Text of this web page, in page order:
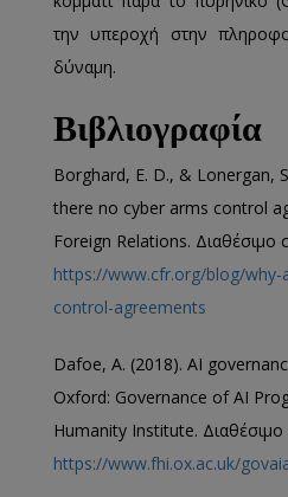
την υπεροχή στην
δύναμη.
Βιβλιογραφία
Borghard, E. D., & Lonergan,
there no cyber arms control
Foreign Relations. Διαθέσιμο
https://www.cfr.org/blog/
control-agreements
Dafoe, A. (2018). AI
Oxford: Governance of AI
Humanity Institute. Διαθέσιμο
https://www.fhi.ox.ac.uk/